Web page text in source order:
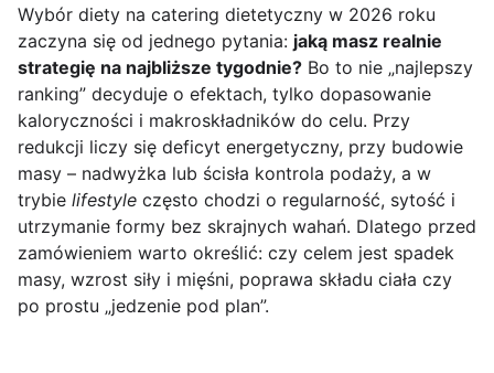
Wybór diety na catering dietetyczny w 2026 roku
zaczyna się od jednego pytania: jaką masz realnie
strategię na najbliższe tygodnie? Bo to nie „najlepszy
ranking” decyduje o efektach, tylko dopasowanie
kaloryczności i makroskładników do celu. Przy
redukcji liczy się deficyt energetyczny, przy budowie
masy – nadwyżka lub ścisła kontrola podaży, a w
trybie lifestyle często chodzi o regularność, sytość i
utrzymanie formy bez skrajnych wahań. Dlatego przed
zamówieniem warto określić: czy celem jest spadek
masy, wzrost siły i mięśni, poprawa składu ciała czy
po prostu „jedzenie pod plan”.